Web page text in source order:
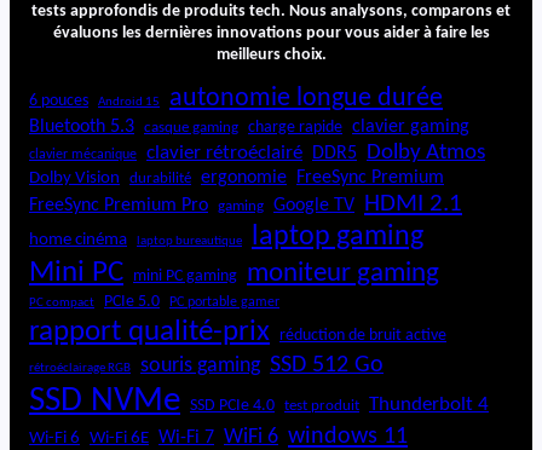
tests approfondis de produits tech. Nous analysons, comparons et
évaluons les dernières innovations pour vous aider à faire les
meilleurs choix.
6 pouces Android 15 autonomie longue durée
Bluetooth 5.3 casque gaming charge rapide clavier gaming
clavier mécanique clavier rétroéclairé DDR5 Dolby Atmos
Dolby Vision durabilité ergonomie
FreeSync Premium
FreeSync Premium Pro
gaming Google TV HDMI 2.1
home cinéma laptop bureautique laptop gaming
Mini PC mini PC gaming moniteur gaming
PC compact PCIe 5.0 PC portable gamer
rapport qualité-prix réduction de bruit active
rétroéclairage RGB souris gaming SSD 512 Go
SSD NVMe SSD PCIe 4.0 test produit Thunderbolt 4
Wi-Fi 6 Wi-Fi 6E Wi-Fi 7 WiFi 6 windows 11